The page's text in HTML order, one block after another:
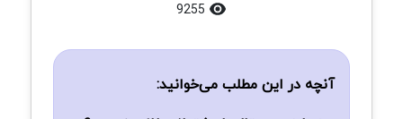
آنچه در این مطلب می‌خوانید: